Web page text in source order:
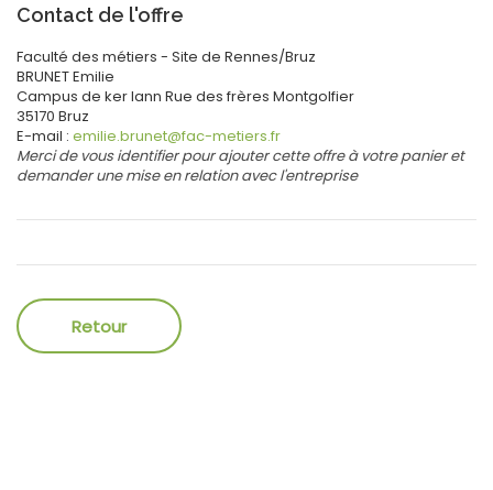
Contact de l'offre
Faculté des métiers - Site de Rennes/Bruz
BRUNETEmilie
Campus de ker lann Rue des frères Montgolfier
35170 Bruz
E-mail : emilie.brunet@fac-metiers.fr
Merci de vous identifier pour ajouter cette offre à votre panier et
demander une mise en relation avec l'entreprise